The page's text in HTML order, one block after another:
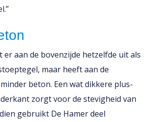
er aan de bovenzijde hetzelfde uit als
maar heeft aan de
beton. Een wat dikkere plus-
zorgt voor de stevigheid van
gebruikt De Hamer deel